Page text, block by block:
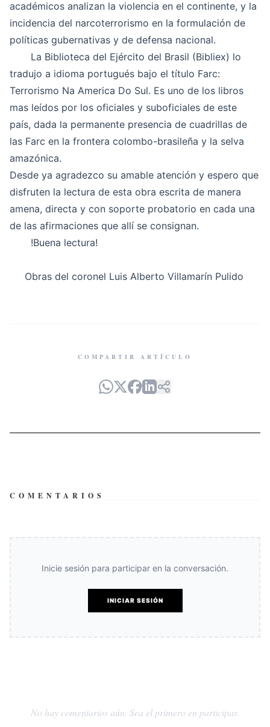
académicos analizan la violencia en el continente, y la
incidencia del narcoterrorismo en la formulación de
políticas gubernativas y de defensa nacional.
La Biblioteca del Ejército del Brasil (Bibliex) lo
tradujo a idioma portugués bajo el título Farc:
Terrorismo Na America Do Sul. Es uno de los libros
mas leídos por los oficiales y suboficiales de este
país, dada la permanente presencia de cuadrillas de
las Farc en la frontera colombo-brasileña y la selva
amazónica.
Desde ya agradezco su amable atención y espero que
disfruten la lectura de esta obra escrita de manera
amena, directa y con soporte probatorio en cada una
de las afirmaciones que allí se consignan.
!Buena lectura!
Obras del coronel Luis Alberto Villamarín Pulido
COMPARTIR ARTÍCULO
COMENTARIOS
Inicie sesión para participar en la conversación.
INICIAR SESIÓN
No hay comentarios aún. Sea el primero en participar.